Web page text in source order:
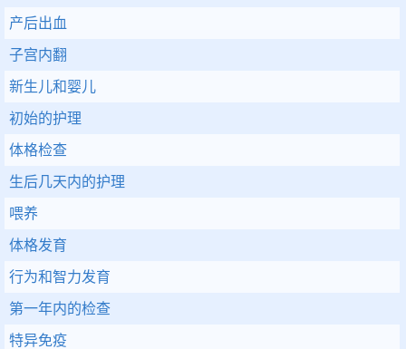
产后出血
子宫内翻
新生儿和婴儿
初始的护理
体格检查
生后几天内的护理
喂养
体格发育
行为和智力发育
第一年内的检查
特异免疫